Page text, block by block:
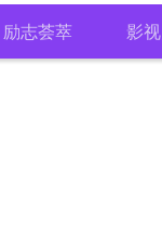
励志荟萃 影